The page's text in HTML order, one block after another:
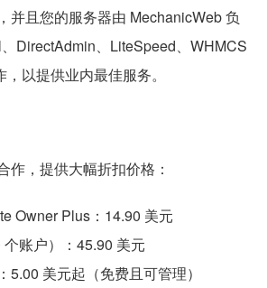
并且您的服务器由 MechanicWeb 负
DirectAdmin、LiteSpeed、WHMCS
以提供业内最佳服务。
作，提供大幅折扣价格：
Owner Plus：14.90 美元
账户）：45.90 美元
5.00 美元起（免费且可管理）